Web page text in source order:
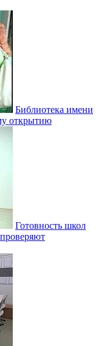
Библиотека имени
открытию
Готовность школ